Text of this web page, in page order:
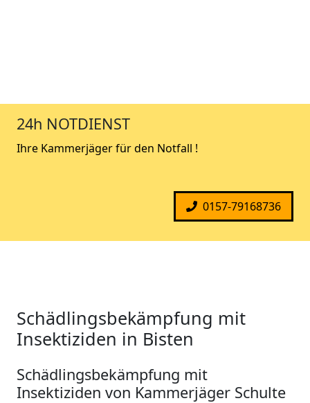
24h NOTDIENST
Ihre Kammerjäger für den Notfall !
0157-79168736
Schädlingsbekämpfung mit
Insektiziden in Bisten
Schädlingsbekämpfung mit
Insektiziden von Kammerjäger Schulte